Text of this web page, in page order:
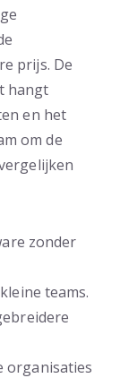
prijs. De
hangt
en het
om de
zonder
teams.
organisaties